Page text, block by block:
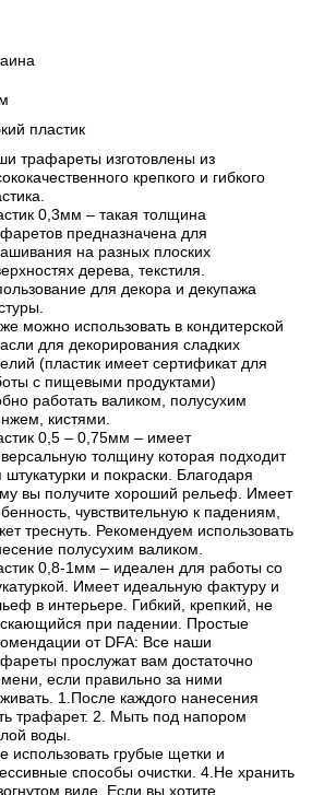
пластик
трафареты изготовлены из
крепкого и гибкого
0,3мм – такая толщина
предназначена для
на разных плоских
дерева, текстиля.
для декора и декупажа
можно использовать в кондитерской
для декорирования сладких
(пластик имеет сертификат для
с пищевыми продуктами)
работать валиком, полусухим
кистями.
0,5 – 0,75мм – имеет
толщину которая подходит
штукатурки и покраски. Благодаря
вы получите хороший рельеф. Имеет
чувствительную к падениям,
треснуть. Рекомендуем использовать
полусухим валиком.
0,8-1мм – идеален для работы со
Имеет идеальную фактуру и
в интерьере. Гибкий, крепкий, не
при падении. Простые
от DFA: Все наши
прослужат вам достаточно
если правильно за ними
1.После каждого нанесения
трафарет. 2. Мыть под напором
воды.
использовать грубые щетки и
способы очистки. 4.Не хранить
виде. Если вы хотите